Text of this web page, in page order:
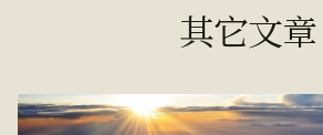
其它文章